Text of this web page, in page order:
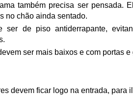
também precisa ser pensada.
no chão ainda sentado.
ser de piso antiderrapante,
ser mais baixos e com portas
devem ficar logo na entrada, para